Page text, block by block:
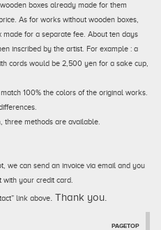
boxes already made for them
As for works without wooden boxes,
made for a separate fee. About ten days
inscribed by the artist. For example : a
cords would be 2,500 yen for a sake cup,
100% the colors of the original works.
three methods are available.
we can send an invoice via email and you
your credit card.
link above. Thank you.
PAGETOP